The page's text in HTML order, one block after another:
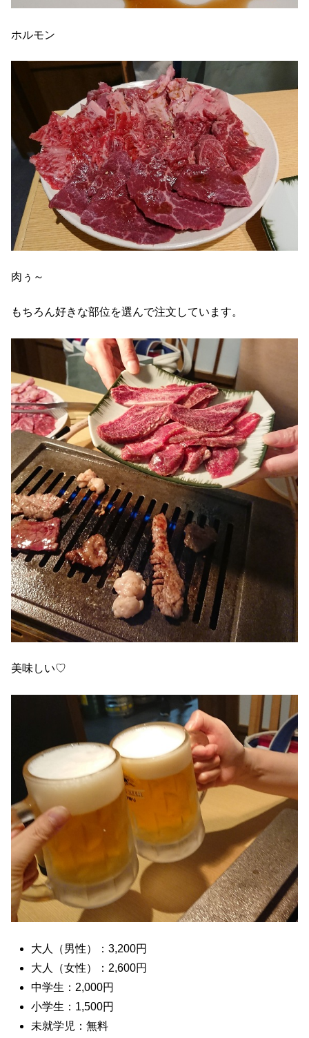
ホルモン
肉ぅ～
もちろん好きな部位を選んで注文しています。
美味しい♡
大人（男性）：3,200円
大人（女性）：2,600円
中学生：2,000円
小学生：1,500円
未就学児：無料